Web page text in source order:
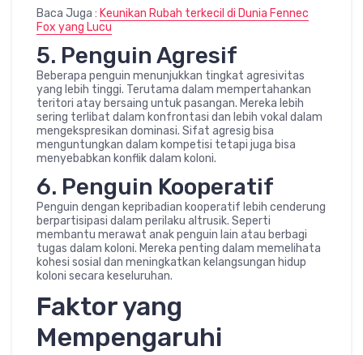
Baca Juga : Keunikan Rubah terkecil di Dunia Fennec
Fox yang Lucu
5. Penguin Agresif
Beberapa penguin menunjukkan tingkat agresivitas
yang lebih tinggi. Terutama dalam mempertahankan
teritori atay bersaing untuk pasangan. Mereka lebih
sering terlibat dalam konfrontasi dan lebih vokal dalam
mengekspresikan dominasi. Sifat agresig bisa
menguntungkan dalam kompetisi tetapi juga bisa
menyebabkan konflik dalam koloni.
6. Penguin Kooperatif
Penguin dengan kepribadian kooperatif lebih cenderung
berpartisipasi dalam perilaku altrusik. Seperti
membantu merawat anak penguin lain atau berbagi
tugas dalam koloni. Mereka penting dalam memelihata
kohesi sosial dan meningkatkan kelangsungan hidup
koloni secara keseluruhan.
Faktor yang
Mempengaruhi